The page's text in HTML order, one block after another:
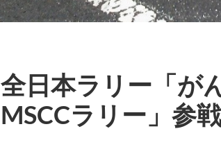
全日本ラリー「が
MSCCラリー」参